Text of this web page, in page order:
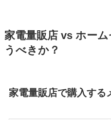
家電量販店 vs ホー
うべきか？
家電量販店で購入する